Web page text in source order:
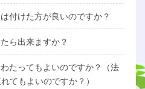
付けた方が良いのですか？
ら出来ますか？
たってもよいのですか？（法
てもよいのですか？）